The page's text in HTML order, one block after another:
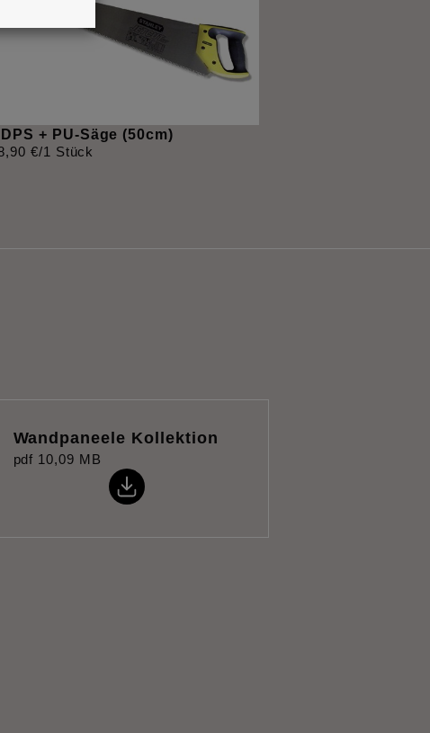
+ PU-Säge (50cm)
,90 €/1 Stück
Wandpaneele Kollektion
pdf 10,09 MB